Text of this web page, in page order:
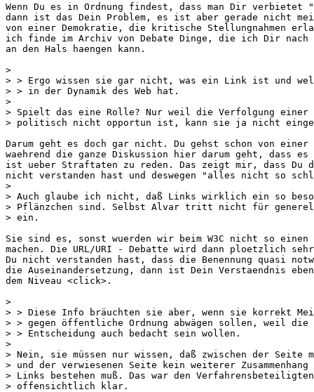
Wenn Du es in Ordnung findest, dass man Dir
dann ist das Dein Problem, es ist aber gerade nicht
von einer Demokratie, die kritische Stellungnahmen
ich finde im Archiv von Debate Dinge, die ich Dir nach
an den Hals haengen kann.
>
> > Ergo wissen sie gar nicht, was ein Link ist und
> > in der Dynamik des Web hat.
>
> Spielt das eine Rolle? Nur weil die Verfolgung
> politisch nicht opportun ist, kann sie ja nicht
Darum geht es doch gar nicht. Du gehst schon von
waehrend die ganze Diskussion hier darum geht, dass
ist ueber Straftaten zu reden. Das zeigt mir, dass Du
nicht verstanden hast und deswegen "alles nicht so
>
> Auch glaube ich nicht, daß Links wirklich ein so
> Pflänzchen sind. Selbst Alvar tritt nicht für
> ein.
Sie sind es, sonst wuerden wir beim W3C nicht so einen
machen. Die URL/URI - Debatte wird dann ploetzlich
Du nicht verstanden hast, dass die Benennung quasi
die Auseinandersetzung, dann ist Dein Verstaendnis
dem Niveau <click>.
>
> > Diese Info bräuchten sie aber, wenn sie korrekt
> > gegen öffentliche Ordnung abwägen sollen, weil die
> > Entscheidung auch bedacht sein wollen.
>
> Nein, sie müssen nur wissen, daß zwischen der Seite
> und der verwiesenen Seite kein weiterer
> Links bestehen muß. Das war den
> offensichtlich klar.